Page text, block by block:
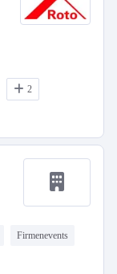
2
Firmenevents